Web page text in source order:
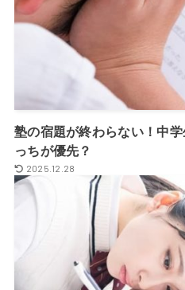
塾の宿題が終わらない！中
っちが優先？
2025.12.28